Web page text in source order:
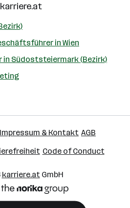
karriere.at
in Wien
in Südoststeiermark (Bezirk)
Impressum & Kontakt AGB
Code of Conduct
karriere.at GmbH